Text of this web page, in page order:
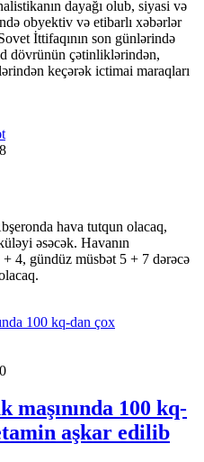
dayağı olub, siyasi və
obyektiv və etibarlı xəbərlər
İttifaqının son günlərində
dövrünün çətinliklərindən,
keçərək ictimai maraqları
hava tutqun olacaq,
əsəcək. Havanın
4, gündüz müsbət 5 + 7 dərəcə
maşınında 100 kq-
aşkar edilib